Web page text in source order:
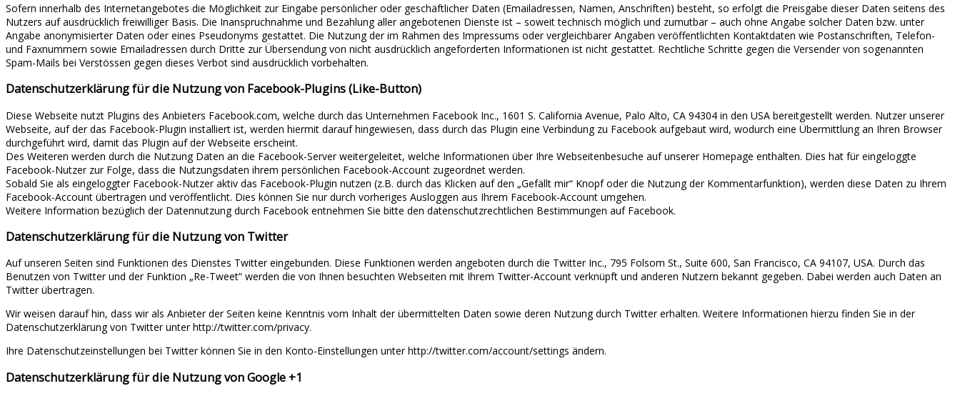
Sofern innerhalb des Internetangebotes die Möglichkeit zur Eingabe persönlicher oder geschäftlicher Daten (Emailadressen, Namen, Anschriften) besteht, so erfolgt die Preisgabe dieser Daten seitens des
Nutzers auf ausdrücklich freiwilliger Basis. Die Inanspruchnahme und Bezahlung aller angebotenen Dienste ist – soweit technisch möglich und zumutbar – auch ohne Angabe solcher Daten bzw. unter
Angabe anonymisierter Daten oder eines Pseudonyms gestattet. Die Nutzung der im Rahmen des Impressums oder vergleichbarer Angaben veröffentlichten Kontaktdaten wie Postanschriften, Telefon-
und Faxnummern sowie Emailadressen durch Dritte zur Übersendung von nicht ausdrücklich angeforderten Informationen ist nicht gestattet. Rechtliche Schritte gegen die Versender von sogenannten
Spam-Mails bei Verstössen gegen dieses Verbot sind ausdrücklich vorbehalten.
Datenschutzerklärung für die Nutzung von Facebook-Plugins (Like-Button)
Diese Webseite nutzt Plugins des Anbieters Facebook.com, welche durch das Unternehmen Facebook Inc., 1601 S. California Avenue, Palo Alto, CA 94304 in den USA bereitgestellt werden. Nutzer unserer
Webseite, auf der das Facebook-Plugin installiert ist, werden hiermit darauf hingewiesen, dass durch das Plugin eine Verbindung zu Facebook aufgebaut wird, wodurch eine Übermittlung an Ihren Browser
durchgeführt wird, damit das Plugin auf der Webseite erscheint.
Des Weiteren werden durch die Nutzung Daten an die Facebook-Server weitergeleitet, welche Informationen über Ihre Webseitenbesuche auf unserer Homepage enthalten. Dies hat für eingeloggte
Facebook-Nutzer zur Folge, dass die Nutzungsdaten ihrem persönlichen Facebook-Account zugeordnet werden.
Sobald Sie als eingeloggter Facebook-Nutzer aktiv das Facebook-Plugin nutzen (z.B. durch das Klicken auf den „Gefällt mir“ Knopf oder die Nutzung der Kommentarfunktion), werden diese Daten zu Ihrem
Facebook-Account übertragen und veröffentlicht. Dies können Sie nur durch vorheriges Ausloggen aus Ihrem Facebook-Account umgehen.
Weitere Information bezüglich der Datennutzung durch Facebook entnehmen Sie bitte den datenschutzrechtlichen Bestimmungen auf Facebook.
Datenschutzerklärung für die Nutzung von Twitter
Auf unseren Seiten sind Funktionen des Dienstes Twitter eingebunden. Diese Funktionen werden angeboten durch die Twitter Inc., 795 Folsom St., Suite 600, San Francisco, CA 94107, USA. Durch das
Benutzen von Twitter und der Funktion „Re-Tweet“ werden die von Ihnen besuchten Webseiten mit Ihrem Twitter-Account verknüpft und anderen Nutzern bekannt gegeben. Dabei werden auch Daten an
Twitter übertragen.
Wir weisen darauf hin, dass wir als Anbieter der Seiten keine Kenntnis vom Inhalt der übermittelten Daten sowie deren Nutzung durch Twitter erhalten. Weitere Informationen hierzu finden Sie in der
Datenschutzerklärung von Twitter unter http://twitter.com/privacy.
Ihre Datenschutzeinstellungen bei Twitter können Sie in den Konto-Einstellungen unter http://twitter.com/account/settings ändern.
Datenschutzerklärung für die Nutzung von Google +1